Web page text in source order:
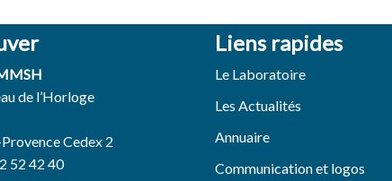
de l’Horloge
Cedex 2
52 42 40
Liens rapides
Le Laboratoire
Les Actualités
Annuaire
Communication et logos